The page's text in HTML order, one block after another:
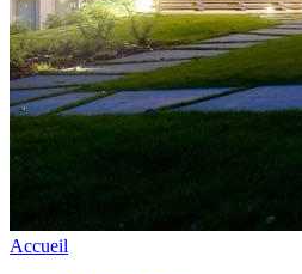
Accueil